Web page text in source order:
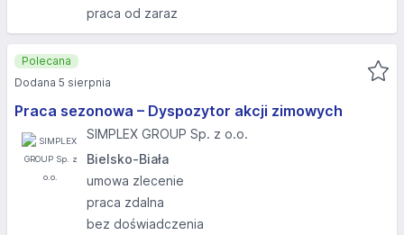
praca od zaraz
Praca sezonowa – Dyspozytor akcji zimowych
SIMPLEX GROUP Sp. z o.o.
Bielsko-Biała
umowa zlecenie
praca zdalna
bez doświadczenia
Polecana
Dodana 5 sierpnia